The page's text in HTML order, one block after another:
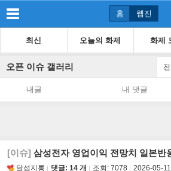
홈 웹진
최신 오늘의 화제 화제
오픈 이슈 갤러리
내글 내 댓글
[이슈] 삼성전자 영업이익 전망치 일본반
달섭지롱 댓글: 14 개 조회: 7078 2026-05-